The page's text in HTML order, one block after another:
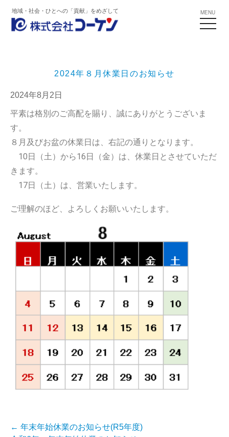
地域・社会・ひとへの「貢献」をめざして MENU
2024年８月休業日のお知らせ
2024年8月2日
平素は格別のご高配を賜り、誠にありがとうございま
す。
８月及びお盆の休業日は、右記の通りとなります。
10日（土）から16日（金）は、休業日とさせていただ
きます。
17日（土）は、営業いたします。
ご理解のほど、よろしくお願いいたします。
← 年末年始休業のお知らせ(R5年度)